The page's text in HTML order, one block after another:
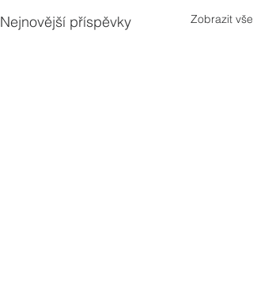
Nejnovější příspěvky Zobrazit vše